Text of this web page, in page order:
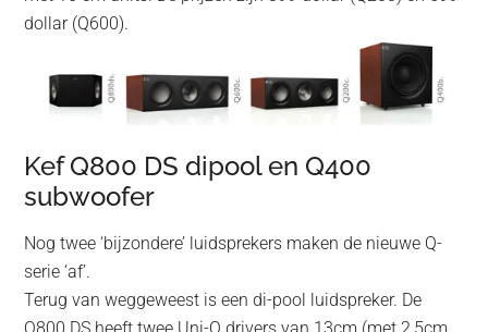
dollar (Q600).
Kef Q800 DS dipool en Q400
subwoofer
Nog twee ‘bijzondere’ luidsprekers maken de nieuwe Q-
serie ‘af’.
Terug van weggeweest is een di-pool luidspreker. De
Q800 DS heeft twee Uni-Q drivers van 13cm (met 2,5cm